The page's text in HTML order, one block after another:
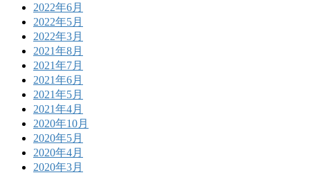
2022年6月
2022年5月
2022年3月
2021年8月
2021年7月
2021年6月
2021年5月
2021年4月
2020年10月
2020年5月
2020年4月
2020年3月